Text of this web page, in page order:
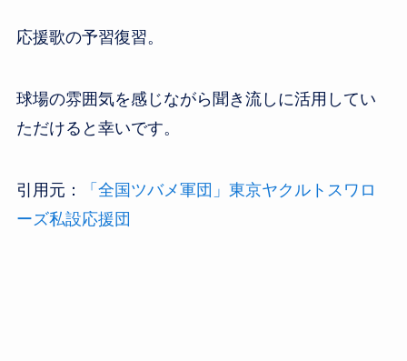
応援歌の予習復習。
球場の雰囲気を感じながら聞き流しに活用してい
ただけると幸いです。
引用元：
「全国ツバメ軍団」東京ヤクルトスワロ
ーズ私設応援団